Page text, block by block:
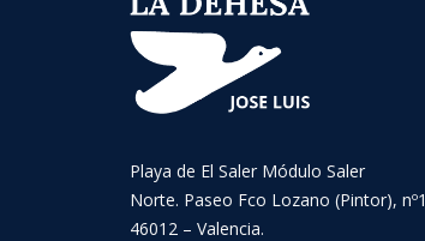
Playa de El Saler Módulo Saler
Norte. Paseo Fco Lozano (Pintor), nº1
46012 – Valencia.